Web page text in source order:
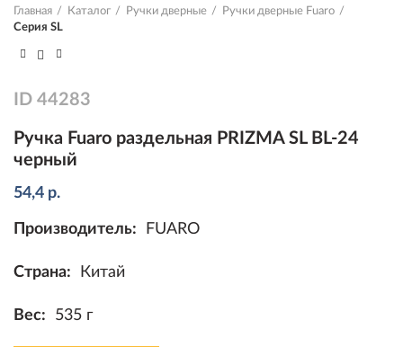
Главная Каталог Ручки дверные
Ручки дверные Fuaro
Серия SL
ID 44283
Ручка Fuaro раздельная PRIZMA SL BL-24
черный
54,4 р.
Производитель: FUARO
Страна: Китай
Вес: 535 г